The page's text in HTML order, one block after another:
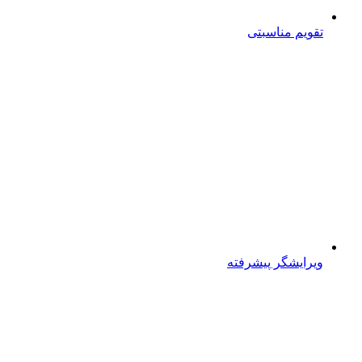
تقویم مناسبتی
ویرایشگر پیشرفته